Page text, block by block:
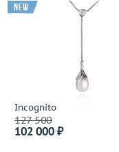
Incognito
127 500
102 000 ₽
new